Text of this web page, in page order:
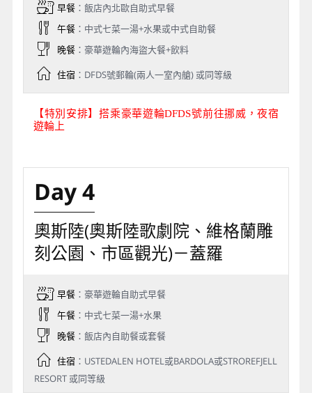
早餐：飯店內北歐自助式早餐
午餐：中式七菜一湯+水果或中式自助餐
晚餐：豪華遊輪內海盜大餐+飲料
住宿：DFDS號郵輪(兩人一室內艙) 或同等級
【特別安排】搭乘豪華遊輪DFDS號前往挪威，夜宿
遊輪上
Day 4
奧斯陸(奧斯陸歌劇院、維格蘭雕
刻公園、市區觀光)－蓋羅
早餐：豪華遊輪自助式早餐
午餐：中式七菜一湯+水果
晚餐：飯店內自助餐或套餐
住宿：USTEDALEN HOTEL或BARDOLA或STROREFJELL
RESORT 或同等級